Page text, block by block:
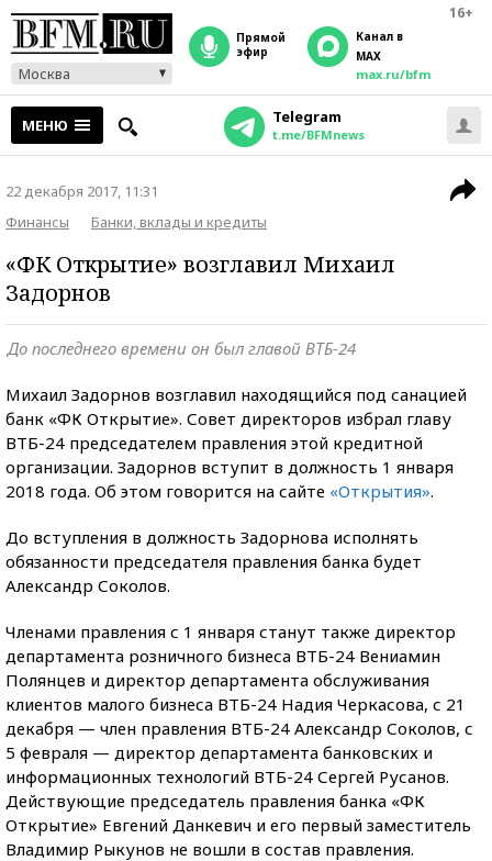
16+
Москва
прямой
эфир
Канал в
MAX
max.ru/bfm
МЕНЮ Telegram
t.me/BFMnews
22 декабря 2017, 11:31
Финансы
Банки, вклады и кредиты
«ФК Открытие» возглавил Михаил
Задорнов
До последнего времени он был главой ВТБ-24
Михаил Задорнов возглавил находящийся под санацией
банк «ФК Открытие». Совет директоров избрал главу
ВТБ-24 председателем правления этой кредитной
организации. Задорнов вступит в должность 1 января
2018 года. Об этом говорится на сайте «Открытия».
До вступления в должность Задорнова исполнять
обязанности председателя правления банка будет
Александр Соколов.
Членами правления с 1 января станут также директор
департамента розничного бизнеса ВТБ-24 Вениамин
Полянцев и директор департамента обслуживания
клиентов малого бизнеса ВТБ-24 Надия Черкасова, с 21
декабря — член правления ВТБ-24 Александр Соколов, с
5 февраля — директор департамента банковских и
информационных технологий ВТБ-24 Сергей Русанов.
Действующие председатель правления банка «ФК
Открытие» Евгений Данкевич и его первый заместитель
Владимир Рыкунов не вошли в состав правления.